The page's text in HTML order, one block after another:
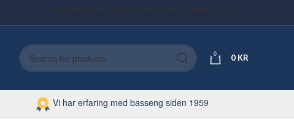
0 0 KR
Vi har erfaring med basseng siden 1959